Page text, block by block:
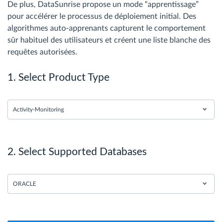
De plus, DataSunrise propose un mode “apprentissage”
pour accélérer le processus de déploiement initial. Des
algorithmes auto-apprenants capturent le comportement
sûr habituel des utilisateurs et créent une liste blanche des
requêtes autorisées.
1. Select Product Type
Activity-Monitoring
2. Select Supported Databases
ORACLE